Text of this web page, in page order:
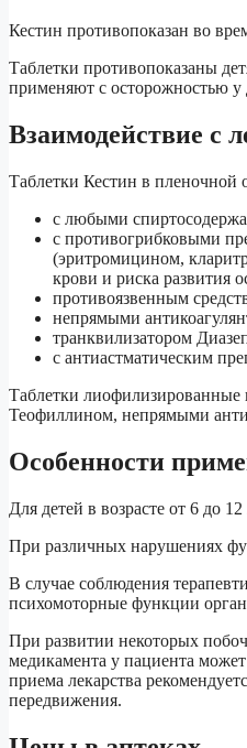
Кестин противопоказан во
Таблетки противопоказаны
применяют с осторожностью у
Взаимодействие с
Таблетки Кестин в пленочной
с любыми
с противогрибковыми
(эритромицином,
крови и риска развития
противоязвенным
непрямыми
транквилизатором
с антиастматическим
Таблетки
Теофиллином, непрямыми
Особенности
Для детей в возрасте от 6 до
При различных нарушениях
В случае соблюдения
психомоторные функции
При развитии некоторых
медикамента у пациента
приема лекарства
передвижения.